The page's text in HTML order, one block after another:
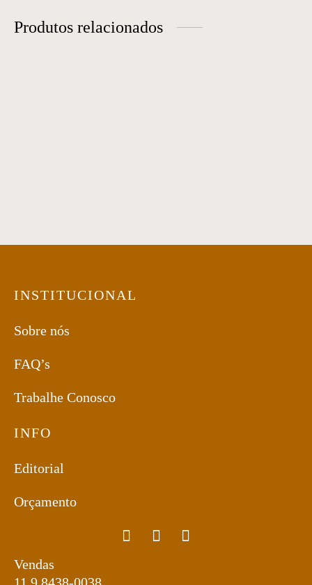
Produtos relacionados
INSTITUCIONAL
Sobre nós
FAQ’s
Trabalhe Conosco
INFO
Editorial
Orçamento
Vendas